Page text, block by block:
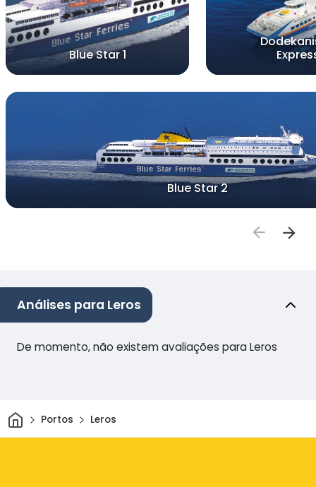
Blue Star 1
Blue Star 2
Análises para Leros
De momento, não existem avaliações para Leros
CasaPortos Leros